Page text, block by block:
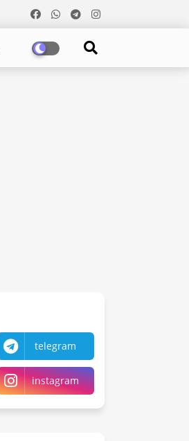
telegram
instagram